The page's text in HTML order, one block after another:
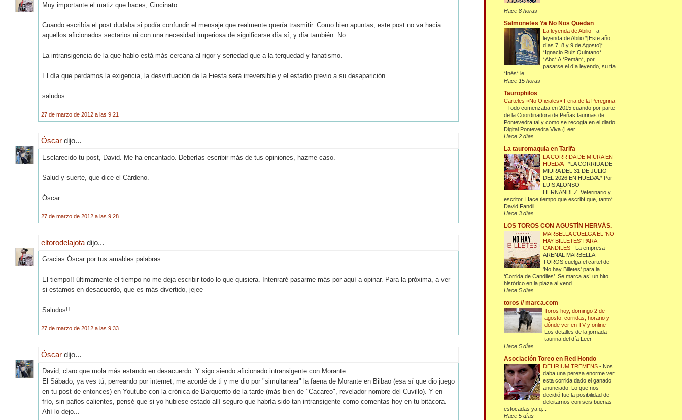
Muy importante el matiz que haces, Cincinato.
Cuando escribía el post dudaba si podía confundir el mensaje que realmente quería trasmitir. Como bien apuntas, este post no va hacia
aquellos aficionados sectarios ni con una necesidad imperiosa de significarse día sí, y día también. No.
La intransigencia de la que hablo está más cercana al rigor y seriedad que a la terquedad y fanatismo.
El día que perdamos la exigencia, la desvirtuación de la Fiesta será irreversible y el estadio previo a su desaparición.
saludos
27 de marzo de 2012 a las 9:21
Óscar dijo...
Esclarecido tu post, David. Me ha encantado. Deberías escribir más de tus opiniones, hazme caso.
Salud y suerte, que dice el Cárdeno.
Óscar
27 de marzo de 2012 a las 9:28
eltorodelajota dijo...
Gracias Óscar por tus amables palabras.
El tiempo!! últimamente el tiempo no me deja escribir todo lo que quisiera. Intenraré pasarme más por aquí a opinar. Para la próxima, a ver
si estamos en desacuerdo, que es más divertido, jejee
Saludos!!
27 de marzo de 2012 a las 9:33
Óscar dijo...
David, claro que mola más estando en desacuerdo. Y sigo siendo aficionado intransigente con Morante....
El Sábado, ya ves tú, perreando por internet, me acordé de ti y me dio por "simultanear" la faena de Morante en Bilbao (esa sí que dio juego
en tu post de entonces) en Youtube con la crónica de Barquerito de la tarde (más bien de "Cacareo", revelador nombre del Cuvillo). Y en
frío, sin paños calientes, pensé que si yo hubiese estado allí seguro que habría sido tan intransigente como comentas hoy en tu bitácora.
Ahí lo dejo...
Hace 8 horas
Salmonetes Ya No Nos Quedan
La leyenda de Abilio-a
leyenda de Abilio *[Este año,
días 7, 8 y 9 de Agosto]*
*Ignacio Ruiz Quintano*
*Abc* A *Pemán*, por
pasarse el día leyendo, su tía
*Inés* le ...
Hace 15 horas
Taurophilos
Carteles «No Oficiales» Feria de la Peregrina
-Todo comenzaba en 2015 cuando por parte
de la Coordinadora de Peñas taurinas de
Pontevedra tal y como se recogía en el diario
Digital Pontevedra Viva (Leer...
Hace 2 días
La tauromaquia en Tarifa
LA CORRIDA DE MIURA EN
HUELVA-*LA CORRIDA DE
MIURA DEL 31 DE JULIO
DEL 2026 EN HUELVA.* Por
LUIS ALONSO
HERNÁNDEZ. Veterinario y
escritor. Hace tiempo que escribí que, tanto*
David Fandil...
Hace 3 días
LOS TOROS CON AGUSTÍN HERVÁS.
MARBELLA CUELGA EL 'NO
HAY BILLETES' PARA
CANDILES- La empresa
ARENAL MARBELLA
TOROS cuelga el cartel de
'No hay Billetes' para la
‘Corrida de Candiles’. Se marca así un hito
histórico en la plaza al vend...
Hace 5 días
toros // marca.com
Toros hoy, domingo 2 de
agosto: corridas, horario y
dónde ver en TV y online-
Los detalles de la jornada
taurina del día Leer
Hace 5 días
Asociación Toreo en Red Hondo
DELIRIUM TREMENS- Nos
daba una pereza enorme ver
esta corrida dado el ganado
anunciado. Lo que nos
decidió fue la posibilidad de
deleitarnos con seis buenas
estocadas ya q...
Hace 5 días